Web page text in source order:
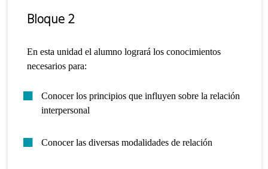
Bloque 2
En esta unidad el alumno logrará los conocimientos
necesarios para:
Conocer los principios que influyen sobre la relación
interpersonal
Conocer las diversas modalidades de relación